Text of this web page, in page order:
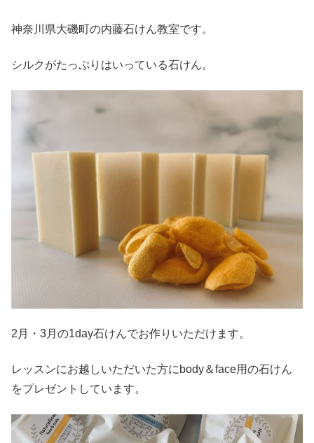
神奈川県大磯町の内藤石けん教室です。
シルクがたっぷりはいっている石けん。
2月・3月の1day石けんでお作りいただけます。
レッスンにお越しいただいた方にbody＆face用の石けん
をプレゼントしています。